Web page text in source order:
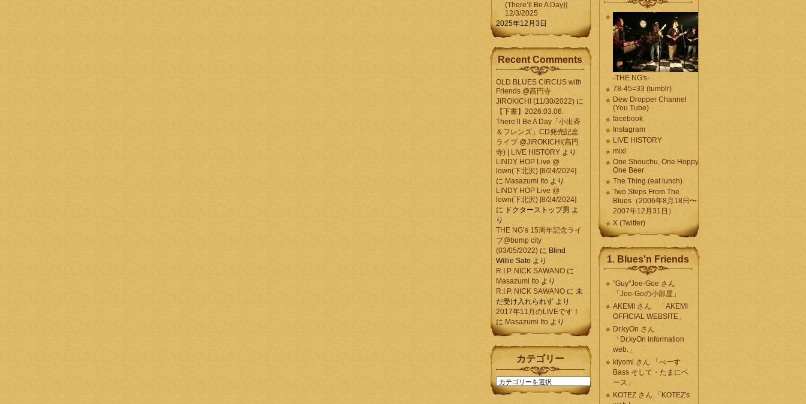
(There’ll Be A Day)]
12/3/2025
2025年12月3日
Recent Comments
OLD BLUES CIRCUS with
Friends @高円寺
JIROKICHI (11/30/2022) に
【下書】2026.03.06.
There’ll Be A Day「小出斉
＆フレンズ」CD発売記念
ライブ @JIROKICHI(高円
寺) | LIVE HISTORY より
LINDY HOP Live @
lown(下北沢) [8/24/2024]
に Masazumi Ito より
LINDY HOP Live @
lown(下北沢) [8/24/2024]
に ドクターストップ男 よ
り
THE NG’s 15周年記念ライ
ブ@bump city
(03/05/2022) に Blind
Willie Sato より
R.I.P. NICK SAWANO に
Masazumi Ito より
R.I.P. NICK SAWANO に 未
だ受け入れられず より
2017年11月のLIVEです！
に Masazumi Ito より
カテゴリー
カ
テ
-THE NG's-
78-45=33 (tumblr)
Dew Dropper Channel
(You Tube)
facebook
Instagram
LIVE HISTORY
mixi
One Shouchu, One Hoppy.
One Beer
The Thing (eat lunch)
Two Steps From The
Blues（2006年8月18日〜
2007年12月31日）
X (Twitter)
1. Blues'n Friends
"Guy"Joe-Goe さん
「Joe-Goの小部屋」
AKEMI さん 「AKEMI
OFFICIAL WEBSITE」
Dr.kyOn さん
「Dr.kyOn information
web.」
kiyomi さん 「べーす
Bass そして・たまにベ
ース」
KOTEZ さん 「KOTEZ's